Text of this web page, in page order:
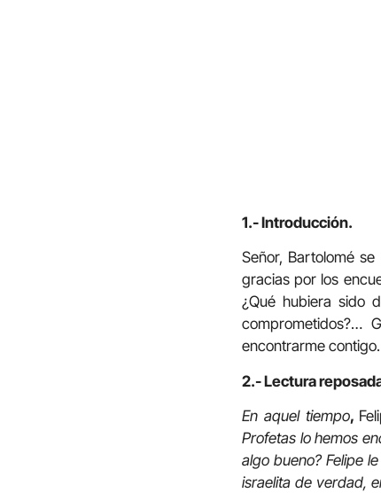
1.- Introducción.
Señor, Bartolomé
gracias por los
¿Qué hubiera sido
comprometidos?…
encontrarme contigo.
2.- Lectura
En aquel tiempo,
Profetas lo hemos
algo bueno? Felipe
israelita de verdad,